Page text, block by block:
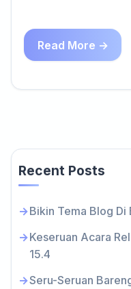
Read More →
Recent Posts
Bikin Tema Blog Di
Keseruan Acara
15.4
Seru-Seruan